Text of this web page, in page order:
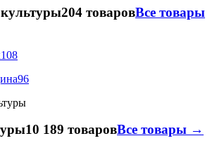
204 товаровВсе товары
108
96
10 189 товаровВсе товары →